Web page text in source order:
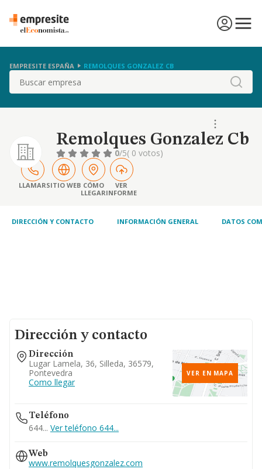
EMPRESITE ESPAÑA REMOLQUES GONZALEZ CB
Buscar
Remolques Gonzalez Cb
0/5( 0 votos)
LLAMARSITIO WEB CÓMO
LLEGAR
VER
INFORME
DIRECCIÓN Y CONTACTO INFORMACIÓN GENERAL DATOS
Dirección y contacto
Dirección
Lugar Lamela, 36, Silleda, 36579,
Pontevedra
Como llegar
VER EN MAPA
Teléfono
644... Ver teléfono 644...
Web
www.remolquesgonzalez.com